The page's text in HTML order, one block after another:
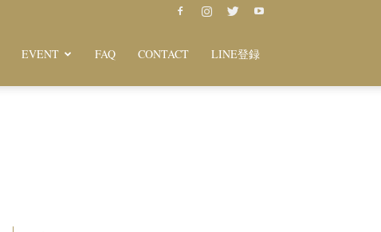
EVENT FAQ CONTACT LINE登録